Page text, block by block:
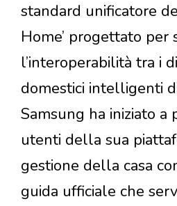
standard unificatore
Home’ progettato per
l’interoperabilità tra i
domestici intelligenti
Samsung ha iniziato a
utenti della sua
gestione della casa
guida ufficiale che